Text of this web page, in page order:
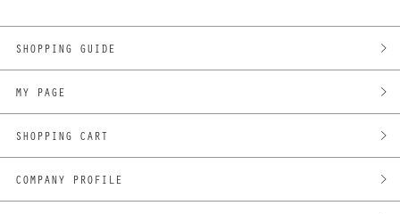
SHOPPING GUIDE
MY PAGE
SHOPPING CART
COMPANY PROFILE